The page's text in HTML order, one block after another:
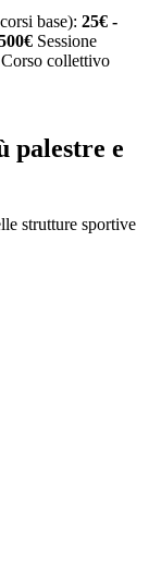
base): 25€ -
Sessione
Corso collettivo
palestre e
strutture sportive